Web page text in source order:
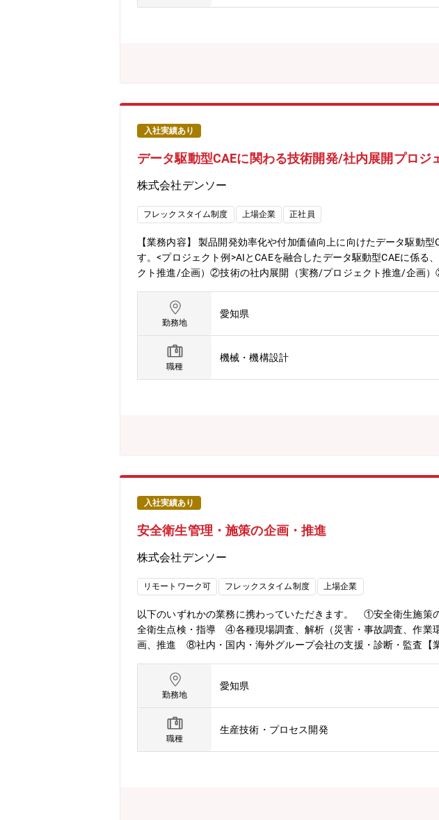
す・また私たちはGRの車両をより魅力的にするため、量産車両
常に模索しながら仕事に取り組んでいます・https://toyota.jp/gr/
データおよびプロドライバーや社内テストドライバーとのコミュ
あり、モータースポーツやクルマづくりに 興味がある方にとって
実際にクルマを走らせて性能を確認しながら開発することができ
入社実績あり
データ駆動型CAEに関わる技術開発/社内展開プロジ
株式会社デンソー
フレックスタイム制度 上場企業 正社員
【業務内容】 製品開発効率化や付加価値向上に向けたデータ駆動
す。<プロジェクト例>AIとCAEを融合したデータ駆動型CAEに係
クト推進/企画）②技術の社内展開（実務/プロジェクト推進/企画
の一途を辿っています。このような状況において、競争優位性を
ります。デンソー製品ラインナップ・ビジネス戦略と親和性の高
となるポイントへ有用、かつベストなタイミングで開発技術を適
す。【組織ミッションと今後の方向性】CAE技術開発室は、DX/
した組織です。様々な分野の専門性(Ph.D.保有者多数)/業務経験を
術開発・蓄積ナレッジの利活用など、幅広い領域の業務に取り組ん
により、設計業務の効率化や、製品価値向上などへの全社貢献を
応じて柔軟に実施可能です【業務のやりがい・身につくスキル】
勤務地
愛知県
職種
機械・機構設計
入社実績あり
安全衛生管理・施策の企画・推進
株式会社デンソー
リモートワーク可 フレックスタイム制度 上場企業
以下のいずれかの業務に携わっていただきます。 ①安全衛生施
全衛生点検・指導 ④各種現場調査、解析（災害・事故調査、
画、推進 ⑧社内・国内・海外グループ会社の支援・診断・監査【
え、労務管理の基本的な法知識も必要となるため、仕事を通じて
に展開しており、多様な文化圏の人と同じ目的の下に関わり合い
くりを進めて、従業員の幸福と生産に貢献できます。【募集背景
モノづくりのグローバル化が進み、グローバルに通用する安全衛
りを安全衛生の技術・運用の両面から確保することが課題となる
なっています。将来、安全衛生分野の核となる人材を求めていま
た安全衛生の技術研究に取り組んでいる技術集団です。グローバ
勤務地
愛知県
職種
生産技術・プロセス開発